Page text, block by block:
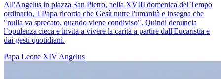
All'Angelus in piazza San Pietro, nella XVIII domenica del Tempo
ordinario, il Papa ricorda che Gesù nutre l'umanità e insegna che
"nulla va sprecato, quando viene condiviso". Quindi denuncia
l’opulenza cieca e invita a vivere la carità a partire dall'Eucaristia e
dai gesti quotidiani.
Papa Leone XIV Angelus